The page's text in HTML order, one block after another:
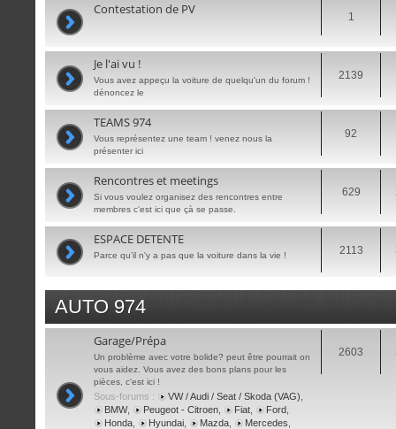
Contestation de PV 1
Je l'ai vu !
Vous avez appeçu la voiture de quelqu'un du forum !
dénoncez le
2139
TEAMS 974
Vous représentez une team ! venez nous la
présenter ici
92
Rencontres et meetings
Si vous voulez organisez des rencontres entre
membres c'est ici que çà se passe.
629
ESPACE DETENTE
Parce qu'il n'y a pas que la voiture dans la vie ! 2113
AUTO 974
Garage/Prépa
Un problème avec votre bolide? peut être pourrait on
vous aidez. Vous avez des bons plans pour les
pièces, c'est ici !
Sous-forums : VW / Audi / Seat / Skoda (VAG)
BMW, Peugeot - Citroen Fiat Ford
Honda
Hyundai Mazda Mercedes
2603